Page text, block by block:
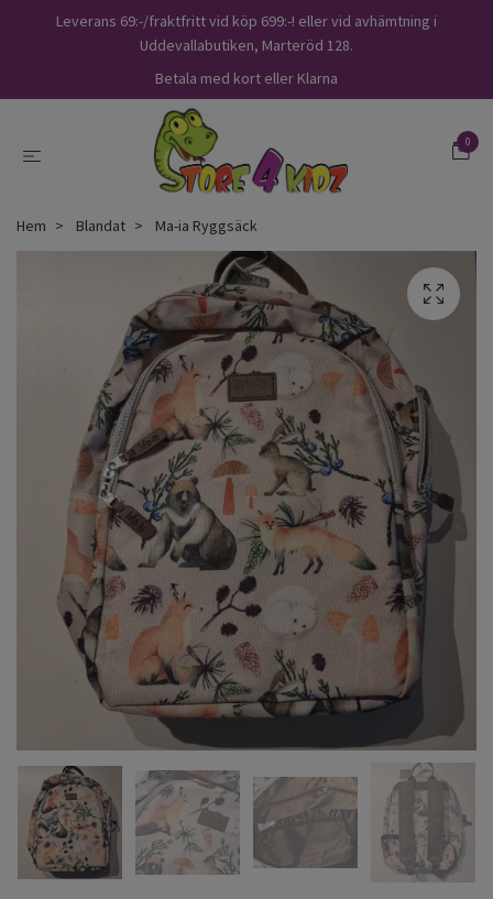
Leverans 69:-/fraktfritt vid köp 699:-! eller vid avhämtning i
Uddevallabutiken, Marteröd 128.
Betala med kort eller Klarna
0
Hem Blandat Ma-ia Ryggsäck